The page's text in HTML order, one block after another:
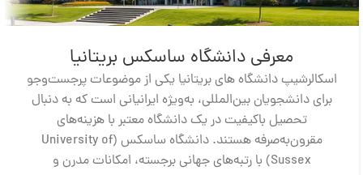
معرفی دانشگاه ساسکس بریتانیا
اسکالرشیپ‌ دانشگاه های بریتانیا یکی از موضوعات پرجست‌وجو
برای دانشجویان بین‌المللی، به‌ویژه ایرانیانی است که به دنبال
تحصیل باکیفیت در یک دانشگاه معتبر با هزینه‌های
مقرون‌به‌صرفه هستند. دانشگاه ساسکس (University of
Sussex) با رتبه‌های جهانی برجسته، امکانات مدرن و